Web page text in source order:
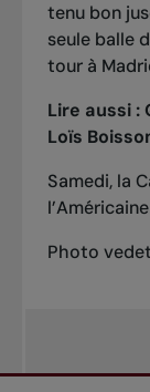
tenu bon
seule balle
tour à
Lire aussi :
Loïs
Samedi, la
Photo